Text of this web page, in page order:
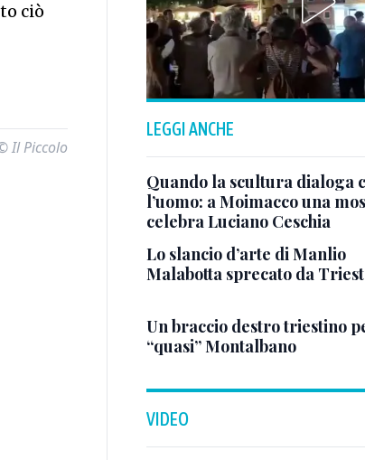
ciò
Il Piccolo
LEGGI ANCHE
Quando la scultura dialoga
l’uomo: a Moimacco una
celebra Luciano Ceschia
Lo slancio d’arte di Manlio
Malabotta sprecato da
Un braccio destro triestino
“quasi” Montalbano
VIDEO